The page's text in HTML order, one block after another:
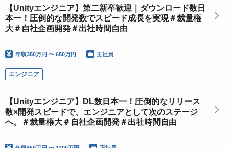
【Unityエンジニア】第二新卒歓迎｜ダウンロード数日
本一！圧倒的な開発数でスピード成長を実現＃裁量権
大＃自社企画開発＃出社時間自由
年収350万円 〜 650万円 正社員
エンジニア
【Unityエンジニア】DL数日本一！圧倒的なリリース
数×開発スピードで、エンジニアとして次のステージ
へ。＃裁量権大＃自社企画開発＃出社時間自由